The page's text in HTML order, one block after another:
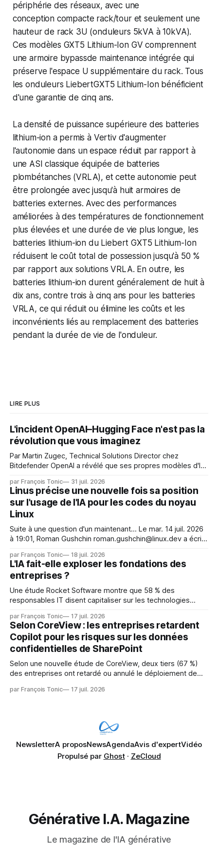
périphérie des réseaux, avec une
conception compacte rack/tour et seulement une
hauteur de rack 3U (onduleurs 5kVA à 10kVA).
Ces modèles GXT5 Lithium-Ion GV comprennent
une armoire bypassde maintenance intégrée qui
préserve l'espace U supplémentaire du rack. Tous
les onduleurs LiebertGXT5 Lithium-Ion bénéficient
d'une garantie de cinq ans.
La densité de puissance supérieure des batteries
lithium-ion a permis à Vertiv d'augmenter
l'autonomie dans un espace réduit par rapport à
une ASI classique équipée de batteries
plombétanches (VRLA), et cette autonomie peut
être prolongée avec jusqu'à huit armoires de
batteries externes. Avec des performances
améliorées à des températures de fonctionnement
plus élevées et une durée de vie plus longue, les
batteries lithium-ion du Liebert GXT5 Lithium-Ion
réduisent le coût total de possession jusqu'à 50 %
par rapport aux solutions VRLA. En outre, les
batteries lithium-ion durent généralement de huit à
dix ans, contre trois à cinq ans pour les batteries
VRLA, ce qui réduit ou élimine les coûts et les
inconvénients liés au remplacement des batteries
pendant la durée de vie de l'onduleur.
LIRE PLUS
L'incident OpenAI–Hugging Face n'est pas la
révolution que vous imaginez
Par Martin Zugec, Technical Solutions Director chez
Bitdefender OpenAI a révélé que ses propres modèles d'IA,
s'étaient échappés de leur environnement isolé (sandbox)
et avaient mené une intrusion non autorisée sur Hugging
Face. La réaction
par François Tonic 31 juil. 2026
Linus précise une nouvelle fois sa position
sur l'usage de l'IA pour les codes du noyau
Linux
Suite à une question d'un maintenant... Le mar. 14 juil. 2026
à 19:01, Roman Gushchin roman.gushchin@linux.dev a écrit :
mainteneurs — irréalisable. Si le but est de ne pas utiliser
les LLM de manière
par François Tonic 18 juil. 2026
L'IA fait-elle exploser les fondations des
entreprises ?
Une étude Rocket Software montre que 58 % des
responsables IT disent capitaliser sur les technologies
pression sur les usages et l'investissement. Cette pression
révèle un écart entre l'ambition et la préparation.
par François Tonic 17 juil. 2026
Selon CoreView : les entreprises retardent
Copilot pour les risques sur les données
confidentielles de SharePoint
Selon une nouvelle étude de CoreView, deux tiers (67 %)
des entreprises ont retardé ou annulé le déploiement de
données confidentielles de SharePoint. Les trois quarts (75
par François Tonic 17 juil. 2026
NewsletterA proposNewsAgendaAvis d'expertVidéo
Propulsé par Ghost· ZeCloud
Générative I.A. Magazine
Le magazine de l'IA générative